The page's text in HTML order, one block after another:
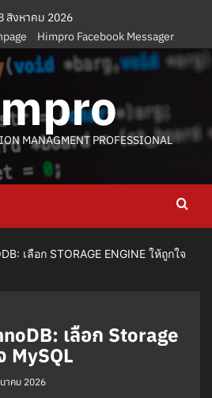
สิงหาคม 2026
Himpro Facebook Messager
MANAGMENT PROFESSIONAL
เลือก STORAGE ENGINE ให้ถูกใจ
เลือก Storage
MySQL
าคม 2026